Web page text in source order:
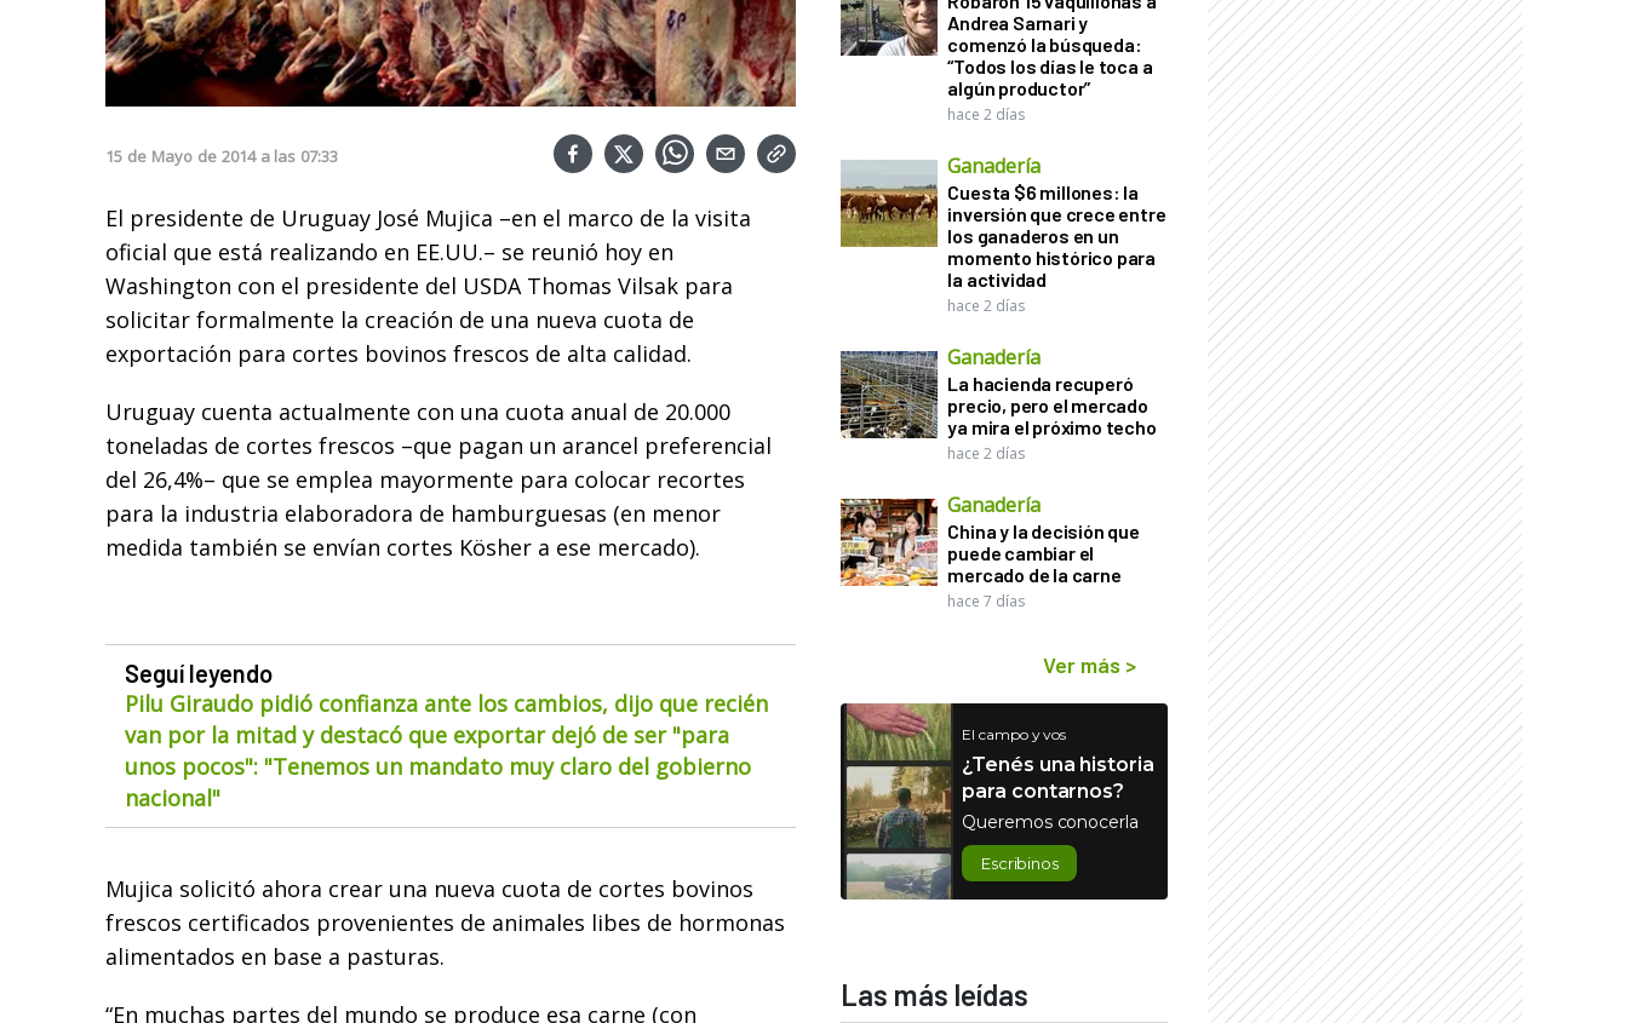
15 de Mayo de 2014 a las 07:33
El presidente de Uruguay José Mujica –en el marco de la visita
oficial que está realizando en EE.UU.– se reunió hoy en
Washington con el presidente del USDA Thomas Vilsak para
solicitar formalmente la creación de una nueva cuota de
exportación para cortes bovinos frescos de alta calidad.
Uruguay cuenta actualmente con una cuota anual de 20.000
toneladas de cortes frescos –que pagan un arancel preferencial
del 26,4%– que se emplea mayormente para colocar recortes
para la industria elaboradora de hamburguesas (en menor
medida también se envían cortes Kösher a ese mercado).
Seguí leyendo
Pilu Giraudo pidió confianza ante los cambios, dijo que recién
van por la mitad y destacó que exportar dejó de ser "para
unos pocos": "Tenemos un mandato muy claro del gobierno
nacional"
Mujica solicitó ahora crear una nueva cuota de cortes bovinos
frescos certificados provenientes de animales libes de hormonas
alimentados en base a pasturas.
“En muchas partes del mundo se produce esa carne (con
Andrea Sarnari y
comenzó la búsqueda:
“Todos los días le toca a
algún productor”
hace 2 días
Ganadería
Cuesta $6 millones: la
inversión que crece entre
los ganaderos en un
momento histórico para
la actividad
hace 2 días
Ganadería
La hacienda recuperó
precio, pero el mercado
ya mira el próximo techo
hace 2 días
Ganadería
China y la decisión que
puede cambiar el
mercado de la carne
hace 7 días
Ver más >
El campo y vos
¿Tenés una historia
para contarnos?
Queremos conocerla
Escribinos
Las más leídas